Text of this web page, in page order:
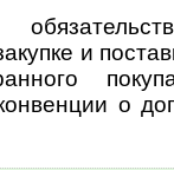
и
о